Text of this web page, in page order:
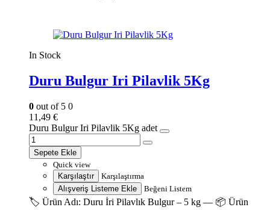
In Stock
Duru Bulgur Iri Pilavlik 5Kg
0 out of 5 0
11,49 €
Duru Bulgur Iri Pilavlik 5Kg adet
Sepete Ekle
Quick view
Karşılaştır
Karşılaştırma
Alışveriş Listeme Ekle
Beğeni Listem
🏷️ Ürün Adı: Duru İri Pilavlık Bulgur – 5 kg — 📦 Ürün